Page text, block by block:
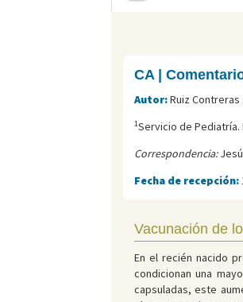
CA |
Autor:Ruiz Contreras
1Servicio de Pediatría.
Correspondencia:
Fecha de recepción:
Vacunación de
En el recién nacido
condicionan una
capsuladas, este